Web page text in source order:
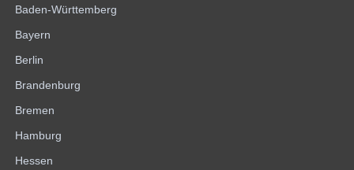
Baden-Württemberg
Bayern
Berlin
Brandenburg
Bremen
Hamburg
Hessen